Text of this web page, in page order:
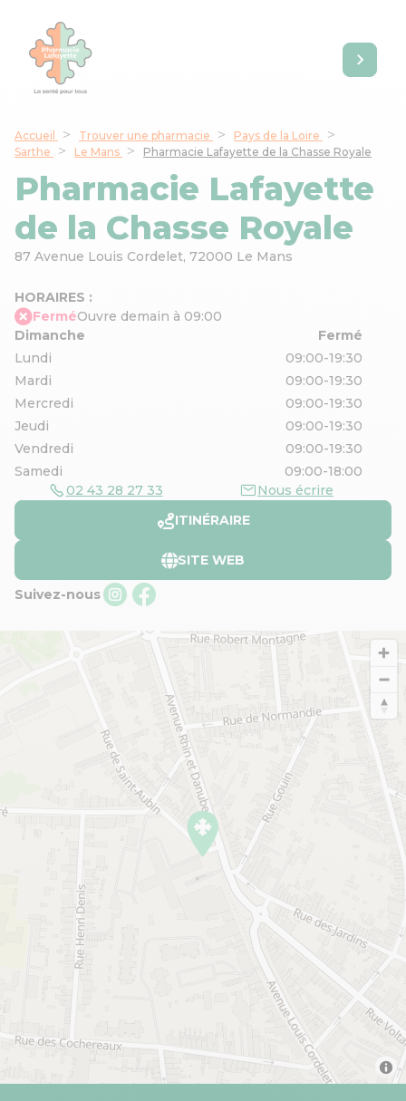
Accueil Trouver une pharmacie
Pays de la Loire
Sarthe
Le Mans Pharmacie Lafayette de la Chasse Royale
Pharmacie Lafayette
de la Chasse Royale
87 Avenue Louis Cordelet, 72000 Le Mans
HORAIRES :
FerméOuvre demain à 09:00
Dimanche
Fermé
Lundi
09:00-19:30
Mardi
09:00-19:30
Mercredi
09:00-19:30
Jeudi
09:00-19:30
Vendredi
09:00-19:30
Samedi
09:00-18:00
02 43 28 27 33
Nous écrire
ITINÉRAIRE
SITE WEB
Suivez-nous